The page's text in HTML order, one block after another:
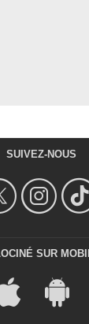
SUIVEZ-NOUS
SUR